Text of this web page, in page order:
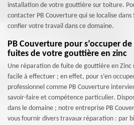
installation de votre gouttière sur toiture.
contacter PB Couverture qui se localise
confier votre travail dans ce domaine.
PB Couverture pour s’occuper
fuites de votre gouttière en zinc
Une réparation de fuite de gouttière en Zinc
facile à effectuer ; en effet, pour s’en
professionnel comme PB Couverture
savoir-faire et compétence particulier.
dans le domaine ; notre entreprise PB
vous fournir divers travaux réparation : par